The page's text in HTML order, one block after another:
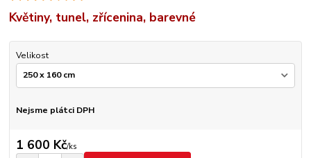
Květiny, tunel, zřícenina, barevné
Velikost
Nejsme plátci DPH
1 600 Kč/ks